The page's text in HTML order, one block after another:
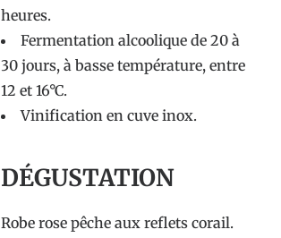
heures.
Fermentation alcoolique de 20 à
30 jours, à basse température, entre
12 et 16°C.
Vinification en cuve inox.
DÉGUSTATION
Robe rose pêche aux reflets corail.